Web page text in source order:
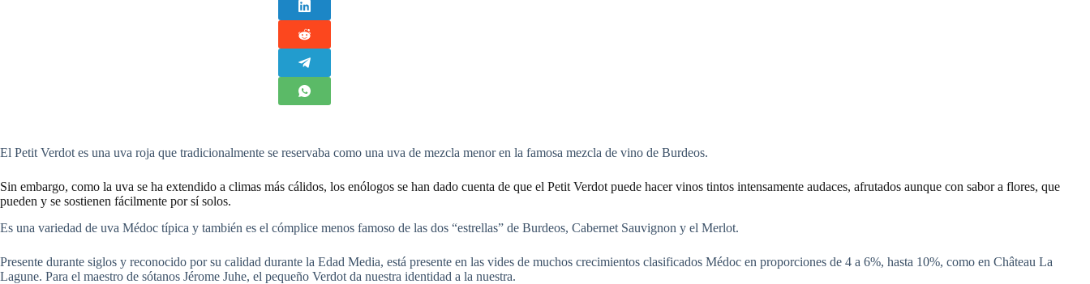
El Petit Verdot es una uva roja que tradicionalmente se reservaba como una uva de mezcla menor en la famosa mezcla de vino de Burdeos.
Sin embargo, como la uva se ha extendido a climas más cálidos, los enólogos se han dado cuenta de que el Petit Verdot puede hacer vinos tintos intensamente audaces, afrutados aunque con sabor a flores, que
pueden y se sostienen fácilmente por sí solos.
Es una variedad de uva Médoc típica y también es el cómplice menos famoso de las dos “estrellas” de Burdeos, Cabernet Sauvignon y el Merlot.
Presente durante siglos y reconocido por su calidad durante la Edad Media, está presente en las vides de muchos crecimientos clasificados Médoc en proporciones de 4 a 6%, hasta 10%, como en Château La
Lagune. Para el maestro de sótanos Jérome Juhe, el pequeño Verdot da nuestra identidad a la nuestra.